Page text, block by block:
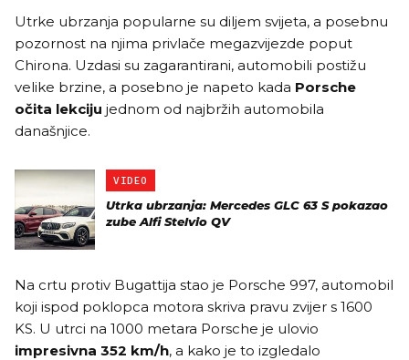
Utrke ubrzanja popularne su diljem svijeta, a posebnu
pozornost na njima privlače megazvijezde poput
Chirona. Uzdasi su zagarantirani, automobili postižu
velike brzine, a posebno je napeto kada Porsche
očita lekciju jednom od najbržih automobila
današnjice.
VIDEO
Utrka ubrzanja: Mercedes GLC 63 S pokazao
zube Alfi Stelvio QV
Na crtu protiv Bugattija stao je Porsche 997, automobil
koji ispod poklopca motora skriva pravu zvijer s 1600
KS. U utrci na 1000 metara Porsche je ulovio
impresivna 352 km/h, a kako je to izgledalo